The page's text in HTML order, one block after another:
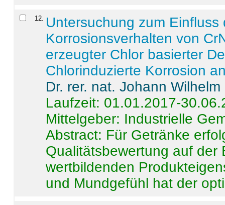
12
Untersuchung zum
Korrosionsverhalten von
erzeugter Chlor basierter
Chlorinduzierte Korrosion
Dr. rer. nat. Johann
Laufzeit: 01.01.2017-
Mittelgeber: Industrielle
Abstract: Für Getränke
Qualitätsbewertung auf der
wertbildenden
und Mundgefühl hat der